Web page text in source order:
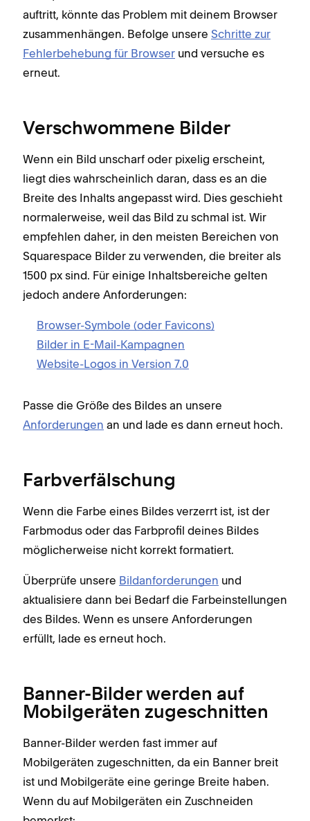
auftritt, könnte das Problem mit deinem Browser
zusammenhängen. Befolge unsere Schritte zur
Fehlerbehebung für Browser und versuche es
erneut.
Verschwommene Bilder
Wenn ein Bild unscharf oder pixelig erscheint,
liegt dies wahrscheinlich daran, dass es an die
Breite des Inhalts angepasst wird. Dies geschieht
normalerweise, weil das Bild zu schmal ist. Wir
empfehlen daher, in den meisten Bereichen von
Squarespace Bilder zu verwenden, die breiter als
1500 px sind. Für einige Inhaltsbereiche gelten
jedoch andere Anforderungen:
Browser-Symbole (oder Favicons)
Bilder in E-Mail-Kampagnen
Website-Logos in Version 7.0
Passe die Größe des Bildes an unsere
Anforderungen an und lade es dann erneut hoch.
Farbverfälschung
Wenn die Farbe eines Bildes verzerrt ist, ist der
Farbmodus oder das Farbprofil deines Bildes
möglicherweise nicht korrekt formatiert.
Überprüfe unsere Bildanforderungen und
aktualisiere dann bei Bedarf die Farbeinstellungen
des Bildes. Wenn es unsere Anforderungen
erfüllt, lade es erneut hoch.
Banner-Bilder werden auf
Mobilgeräten zugeschnitten
Banner-Bilder werden fast immer auf
Mobilgeräten zugeschnitten, da ein Banner breit
ist und Mobilgeräte eine geringe Breite haben.
Wenn du auf Mobilgeräten ein Zuschneiden